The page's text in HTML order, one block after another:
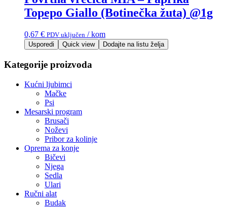
Topepo Giallo (Botinečka žuta) @1g
0,67 € PDV uključen / kom
Usporedi Quick view Dodajte na listu želja
Kategorije proizvoda
Kućni ljubimci
Mačke
Psi
Mesarski program
Brusači
Noževi
Pribor za kolinje
Oprema za konje
Bičevi
Njega
Sedla
Ulari
Ručni alat
Budak